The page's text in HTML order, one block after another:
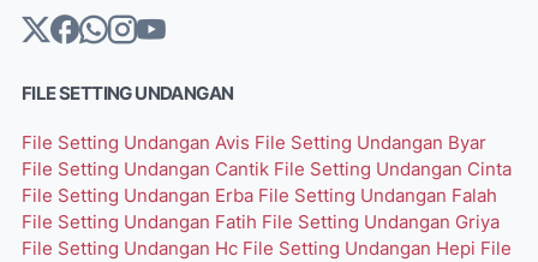
FILE SETTING UNDANGAN
File Setting Undangan Avis File Setting Undangan Byar
File Setting Undangan Cantik File Setting Undangan Cinta
File Setting Undangan Erba File Setting Undangan Falah
File Setting Undangan Fatih File Setting Undangan Griya
File Setting Undangan Hc File Setting Undangan Hepi File